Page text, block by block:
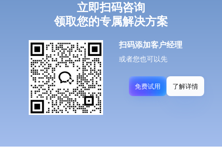
立即扫码咨询
领取您的专属解决方案
扫码添加客户经理
或者您也可以先
免费试用 了解详情